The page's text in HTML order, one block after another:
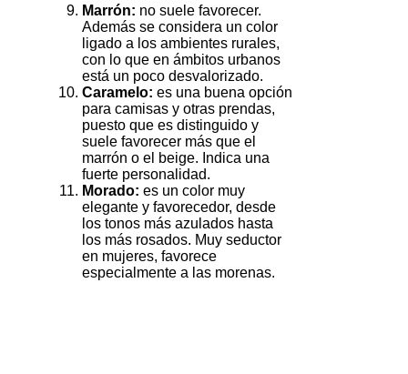
Marrón: no suele favorecer.
Además se considera un color
ligado a los ambientes rurales,
con lo que en ámbitos urbanos
está un poco desvalorizado.
Caramelo: es una buena opción
para camisas y otras prendas,
puesto que es distinguido y
suele favorecer más que el
marrón o el beige. Indica una
fuerte personalidad.
Morado: es un color muy
elegante y favorecedor, desde
los tonos más azulados hasta
los más rosados. Muy seductor
en mujeres, favorece
especialmente a las morenas.